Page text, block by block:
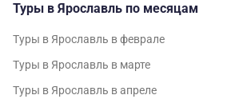
Туры в Ярославль по месяцам
Туры в Ярославль в феврале
Туры в Ярославль в марте
Туры в Ярославль в апреле